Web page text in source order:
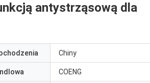
antystrząsową dla
Chiny
COENG